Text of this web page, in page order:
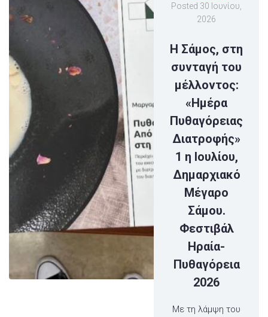
Posted 30 Ιουνίου,
2026
Η Σάμος, στη
συνταγή του
μέλλοντος:
«Ημέρα
Πυθαγόρειας
Διατροφής»
1 η Ιουλίου,
Δημαρχιακό
Μέγαρο
Σάμου.
Φεστιβάλ
Ηραία-
Πυθαγόρεια
2026
Με τη λάμψη του